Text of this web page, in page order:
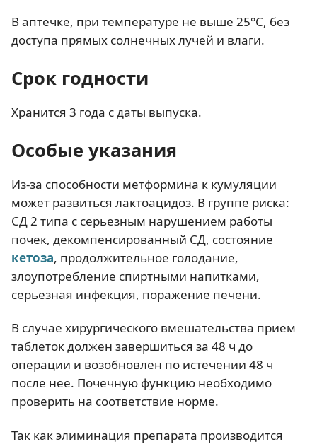
В аптечке, при температуре не выше 25°С, без
доступа прямых солнечных лучей и влаги.
Срок годности
Хранится 3 года с даты выпуска.
Особые указания
Из-за способности метформина к кумуляции
может развиться лактоацидоз. В группе риска:
СД 2 типа с серьезным нарушением работы
почек, декомпенсированный СД, состояние
кетоза, продолжительное голодание,
злоупотребление спиртными напитками,
серьезная инфекция, поражение печени.
В случае хирургического вмешательства прием
таблеток должен завершиться за 48 ч до
операции и возобновлен по истечении 48 ч
после нее. Почечную функцию необходимо
проверить на соответствие норме.
Так как элиминация препарата производится